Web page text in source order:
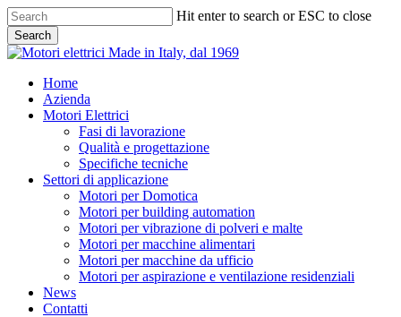
Skip
to
main
content
Hit enter to search or ESC to close
Search
Close
search
Menu
Home
Azienda
Motori Elettrici
Fasi di lavorazione
Qualità e progettazione
Specifiche tecniche
Settori di applicazione
Motori per Domotica
Motori per building automation
Motori per vibrazione di polveri e malte
Motori per macchine alimentari
Motori per macchine da ufficio
Motori per aspirazione e ventilazione residenziali
News
Contatti